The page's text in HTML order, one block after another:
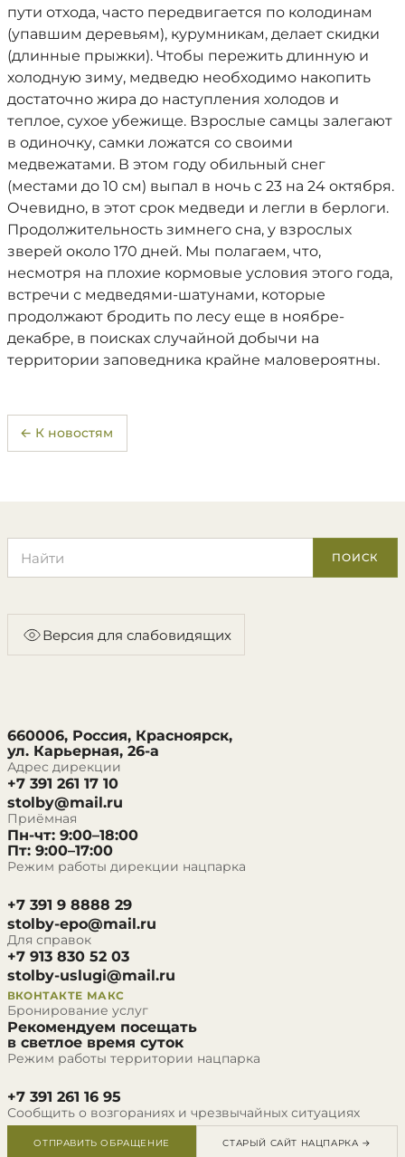
пути отхода, часто передвигается по колодинам
(упавшим деревьям), курумникам, делает скидки
(длинные прыжки). Чтобы пережить длинную и
холодную зиму, медведю необходимо накопить
достаточно жира до наступления холодов и
теплое, сухое убежище. Взрослые самцы залегают
в одиночку, самки ложатся со своими
медвежатами. В этом году обильный снег
(местами до 10 см) выпал в ночь с 23 на 24 октября.
Очевидно, в этот срок медведи и легли в берлоги.
Продолжительность зимнего сна, у взрослых
зверей около 170 дней. Мы полагаем, что,
несмотря на плохие кормовые условия этого года,
встречи с медведями-шатунами, которые
продолжают бродить по лесу еще в ноябре-
декабре, в поисках случайной добычи на
территории заповедника крайне маловероятны.
← К новостям
ПОИСК
Версия для слабовидящих
660006, Россия, Красноярск,
ул. Карьерная, 26-а
Адрес дирекции
+7 391 261 17 10
stolby@mail.ru
Приёмная
Пн-чт: 9:00–18:00
Пт: 9:00–17:00
Режим работы дирекции нацпарка
+7 391 9 8888 29
stolby-epo@mail.ru
Для справок
+7 913 830 52 03
stolby-uslugi@mail.ru
ВКОНТАКТЕ МАКС
Бронирование услуг
Рекомендуем посещать
в светлое время суток
Режим работы территории нацпарка
+7 391 261 16 95
Сообщить о возгораниях и чрезвычайных ситуациях
ОТПРАВИТЬ ОБРАЩЕНИЕ СТАРЫЙ САЙТ НАЦПАРКА →